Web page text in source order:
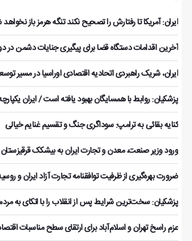
ایران: آمریکا تا رفتارش را تصحیح نکند تنگه هرمز باز
آخرین اقدامات دستگاه قضا برای پیگیری جنایات دشمن در
ایران، شریک راهبردی اتحادیه اقتصادی اوراسیا در مسیر
پزشکیان: روابط با همسایگان بهبود یافته است / ایران
کنایه بقائی به ترامپ: سوداگری جنگ و تقسیم غنایم خیالی
ورود وزیر صنعت، معدن و تجارت ایران به بیشکک قرقیزستان
ضرورت بهره‌گیری از ظرفیت توافقنامه تجارت آزاد ایران و
پزشکیان: سخت‌ترین شرایط پس از انقلاب را با اتکای به
عزم راسخ تهران و اسلام‌آباد برای ارتقای سطح مناسبات